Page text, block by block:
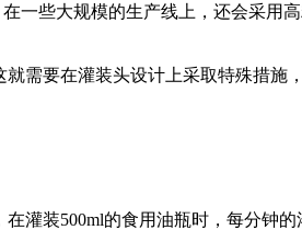
些大规模的生产线上，还会采用
要在灌装头设计上采取特殊措施
装500ml的食用油瓶时，每分钟的